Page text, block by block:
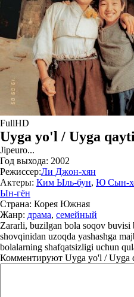
FullHD
Uyga yo'l / Uyga
Jipeuro...
Год выхода: 2002
Режиссер:Ли Джон-хян
Актеры: Ким Ыль-бун, Ю Сын-
Ын-гён
Страна: Корея Южная
Жанр: драма, семейный
Zararli, buzilgan bola soqov
shovqinidan uzoqda yashashga
bolalarning shafqatsizligi uchun
Комментируют Uyga yo'l / Uyga